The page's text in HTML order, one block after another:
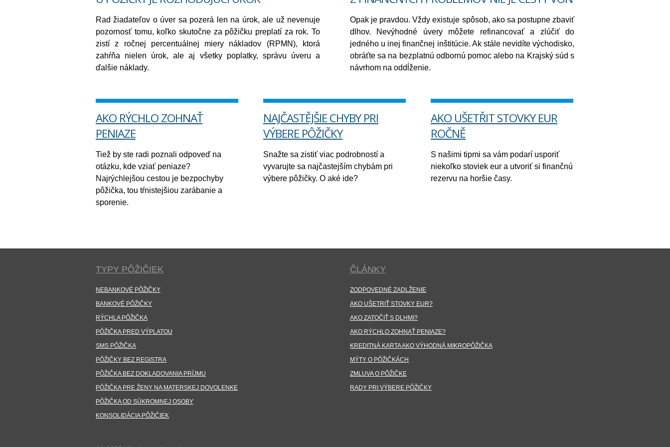
Rad žiadateľov o úver sa pozerá len na úrok, ale už nevenuje
pozornosť tomu, koľko skutočne za pôžičku preplatí za rok. To
zistí z ročnej percentuálnej miery nákladov (RPMN), ktorá
zahŕňa nielen úrok, ale aj všetky poplatky, správu úveru a
ďalšie náklady.
Opak je pravdou. Vždy existuje spôsob, ako sa postupne zbaviť
dlhov. Nevýhodné úvery môžete refinancovať a zlúčiť do
jedného u inej finančnej inštitúcie. Ak stále nevidíte východisko,
obráťte sa na bezplatnú odbornú pomoc alebo na Krajský súd s
návrhom na oddĺženie.
AKO RÝCHLO ZOHNAŤ
PENIAZE
Tiež by ste radi poznali odpoveď na
otázku, kde vziať peniaze?
Najrýchlejšou cestou je bezpochyby
pôžička, tou tŕnistejšiou zarábanie a
sporenie.
NAJČASTĚJŠIE CHYBY PRI
VÝBERE PÔŽIČKY
Snažte sa zistiť viac podrobností a
vyvarujte sa najčastejším chybám pri
výbere pôžičky. O aké ide?
AKO UŠETŘIT STOVKY EUR
ROČNĚ
S našimi tipmi sa vám podarí usporiť
niekoľko stoviek eur a utvoriť si finančnú
rezervu na horšie časy.
TYPY PÔŽIČIEK
NEBANKOVÉ PÔŽIČKY
BANKOVÉ PÔŽIČKY
RÝCHLA PÔŽIČKA
PÔŽIČKA PRED VÝPLATOU
SMS PÔŽIČKA
PÔŽIČKY BEZ REGISTRA
PÔŽIČKA BEZ DOKLADOVANIA PRÍJMU
PÔŽIČKA PRE ŽENY NA MATERSKEJ DOVOLENKE
PÔŽIČKA OD SÚKROMNEJ OSOBY
KONSOLIDÁCIA PÔŽIČIEK
ČLÁNKY
ZODPOVEDNÉ ZADLŽENIE
AKO UŠETRIŤ STOVKY EUR?
AKO ZATOČIŤ S DLHMI?
AKO RÝCHLO ZOHNAŤ PENIAZE?
KREDITNÁ KARTA AKO VÝHODNÁ MIKROPÔŽIČKA
MÝTY O PÔŽIČKÁCH
ZMLUVA O PÔŽIČKE
RADY PRI VÝBERE PÔŽIČKY